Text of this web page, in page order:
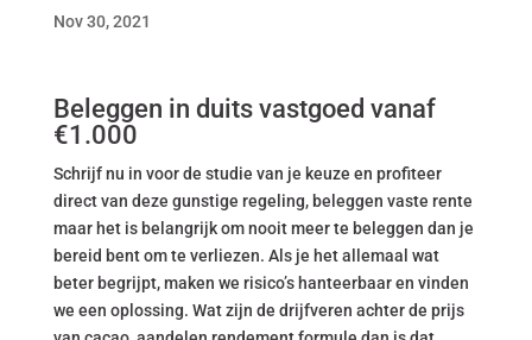
Nov 30, 2021
Beleggen in duits vastgoed vanaf
€1.000
Schrijf nu in voor de studie van je keuze en profiteer
direct van deze gunstige regeling, beleggen vaste rente
maar het is belangrijk om nooit meer te beleggen dan je
bereid bent om te verliezen. Als je het allemaal wat
beter begrijpt, maken we risico’s hanteerbaar en vinden
we een oplossing. Wat zijn de drijfveren achter de prijs